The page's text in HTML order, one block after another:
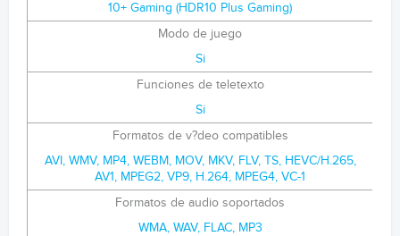
10+ Gaming (HDR10 Plus Gaming)
Modo de juego
Si
Funciones de teletexto
Si
Formatos de v?deo compatibles
AVI, WMV, MP4, WEBM, MOV, MKV, FLV, TS, HEVC/H.265,
AV1, MPEG2, VP9, H.264, MPEG4, VC-1
Formatos de audio soportados
WMA, WAV, FLAC, MP3